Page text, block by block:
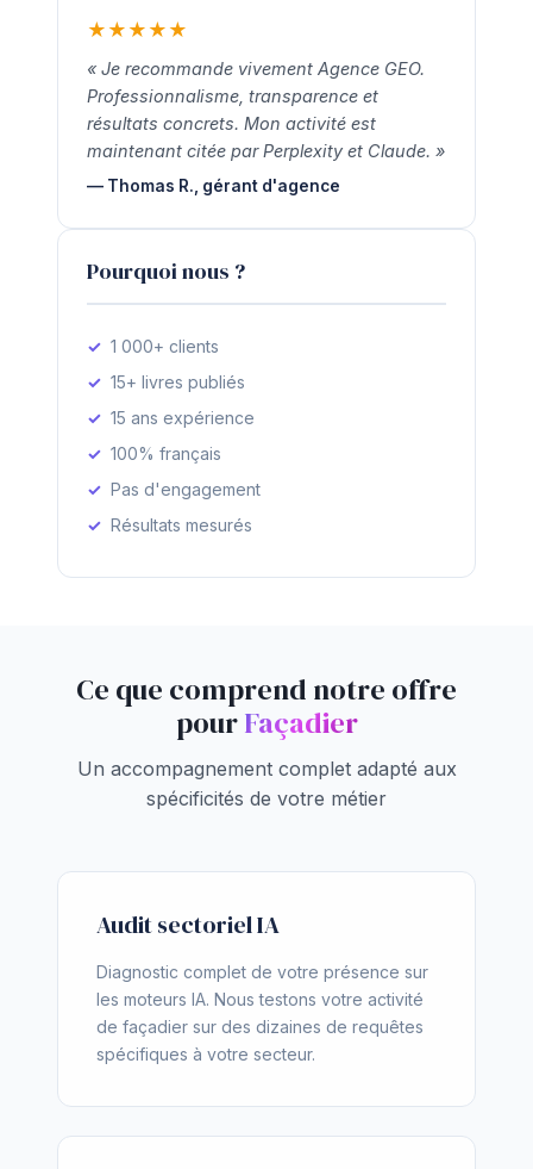
★ ★ ★ ★ ★
« Je recommande vivement Agence GEO.
Professionnalisme, transparence et
résultats concrets. Mon activité est
maintenant citée par Perplexity et Claude. »
— Thomas R., gérant d'agence
Pourquoi nous ?
1 000+ clients
15+ livres publiés
15 ans expérience
100% français
Pas d'engagement
Résultats mesurés
Ce que comprend notre offre
pourFaçadier
Un accompagnement complet adapté aux
spécificités de votre métier
Audit sectoriel IA
Diagnostic complet de votre présence sur
les moteurs IA. Nous testons votre activité
de façadier sur des dizaines de requêtes
spécifiques à votre secteur.